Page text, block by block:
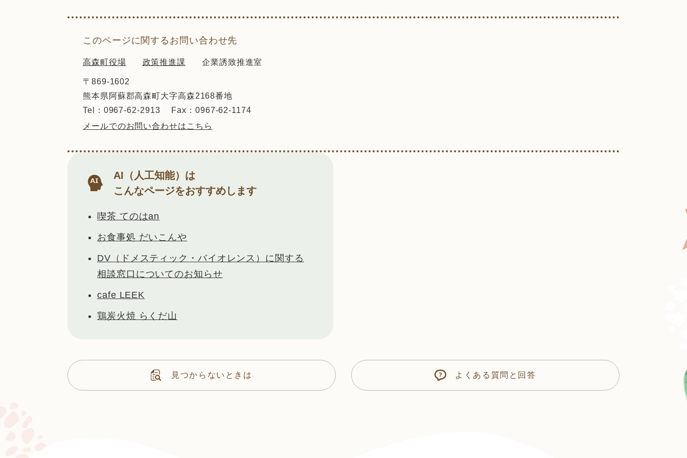
このページに関するお問い合わせ先
高森町役場 政策推進課 企業誘致推進室
〒869-1602
熊本県阿蘇郡高森町大字高森2168番地
Tel：0967-62-2913
Fax：0967-62-1174
メールでのお問い合わせはこちら
AI（人工知能）は
こんなページをおすすめします
喫茶 てのはan
お食事処 だいこんや
DV（ドメスティック・バイオレンス）に関する
相談窓口についてのお知らせ
cafe LEEK
鶏炭火焼 らくだ山
見つからないときは よくある質問と回答